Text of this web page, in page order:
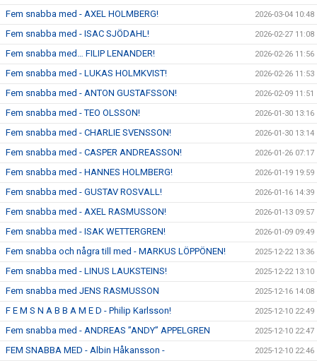
Fem snabba med - AXEL HOLMBERG! 2026-03-04 10:48
Fem snabba med - ISAC SJÖDAHL! 2026-02-27 11:08
Fem snabba med… FILIP LENANDER! 2026-02-26 11:56
Fem snabba med - LUKAS HOLMKVIST! 2026-02-26 11:53
Fem snabba med - ANTON GUSTAFSSON! 2026-02-09 11:51
Fem snabba med - TEO OLSSON! 2026-01-30 13:16
Fem snabba med - CHARLIE SVENSSON! 2026-01-30 13:14
Fem snabba med - CASPER ANDREASSON! 2026-01-26 07:17
Fem snabba med - HANNES HOLMBERG! 2026-01-19 19:59
Fem snabba med - GUSTAV ROSVALL! 2026-01-16 14:39
Fem snabba med - AXEL RASMUSSON! 2026-01-13 09:57
Fem snabba med - ISAK WETTERGREN! 2026-01-09 09:49
Fem snabba och några till med - MARKUS LÖPPÖNEN! 2025-12-22 13:36
Fem snabba med - LINUS LAUKSTEINS! 2025-12-22 13:10
Fem snabba med JENS RASMUSSON 2025-12-16 14:08
F E M S N A B B A M E D - Philip Karlsson! 2025-12-10 22:49
Fem snabba med - ANDREAS ”ANDY” APPELGREN 2025-12-10 22:47
FEM SNABBA MED - Albin Håkansson - 2025-12-10 22:46